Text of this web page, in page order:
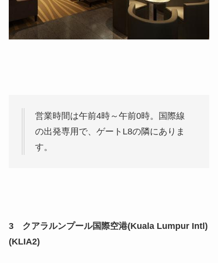
営業時間は午前4時～午前0時。国際線
の出発専用で、ゲートL8の隣にありま
す。
3 クアラルンプール国際空港(Kuala Lumpur Intl)
(KLIA2)